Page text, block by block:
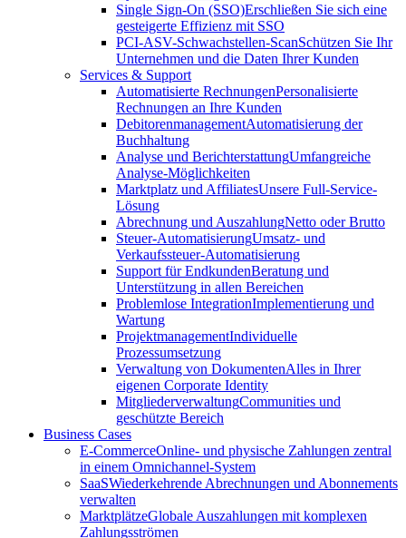
Single Sign-On (SSO)Erschließen Sie sich eine
gesteigerte Effizienz mit SSO
PCI-ASV-Schwachstellen-ScanSchützen Sie Ihr
Unternehmen und die Daten Ihrer Kunden
Services & Support
Automatisierte RechnungenPersonalisierte
Rechnungen an Ihre Kunden
DebitorenmanagementAutomatisierung der
Buchhaltung
Analyse und BerichterstattungUmfangreiche
Analyse-Möglichkeiten
Marktplatz und AffiliatesUnsere Full-Service-
Lösung
Abrechnung und AuszahlungNetto oder Brutto
Steuer-AutomatisierungUmsatz- und
Verkaufssteuer-Automatisierung
Support für EndkundenBeratung und
Unterstützung in allen Bereichen
Problemlose IntegrationImplementierung und
Wartung
ProjektmanagementIndividuelle
Prozessumsetzung
Verwaltung von DokumentenAlles in Ihrer
eigenen Corporate Identity
MitgliederverwaltungCommunities und
geschützte Bereich
Business Cases
E-CommerceOnline- und physische Zahlungen zentral
in einem Omnichannel-System
SaaSWiederkehrende Abrechnungen und Abonnements
verwalten
MarktplätzeGlobale Auszahlungen mit komplexen
Zahlungsströmen